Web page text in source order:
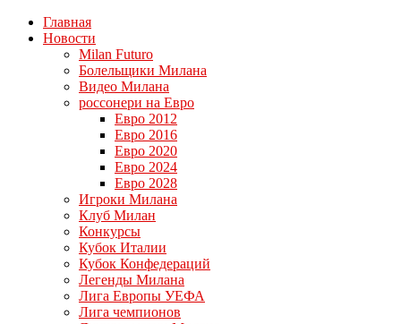
Главная
Новости
Milan Futuro
Болельщики Милана
Видео Милана
россонери на Евро
Евро 2012
Евро 2016
Евро 2020
Евро 2024
Евро 2028
Игроки Милана
Клуб Милан
Конкурсы
Кубок Италии
Кубок Конфедераций
Легенды Милана
Лига Европы УЕФА
Лига чемпионов